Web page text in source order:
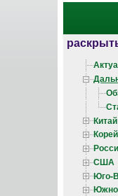
Китай
США
Юго-